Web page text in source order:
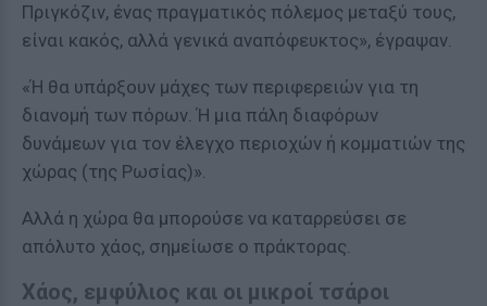
Πριγκόζιν, ένας πραγματικός πόλεμος μεταξύ τους,
είναι κακός, αλλά γενικά αναπόφευκτος», έγραψαν.
«Ή θα υπάρξουν μάχες των περιφερειών για τη
διανομή των πόρων. Ή μια πάλη διαφόρων
δυνάμεων για τον έλεγχο περιοχών ή κομματιών της
χώρας (της Ρωσίας)».
Αλλά η χώρα θα μπορούσε να καταρρεύσει σε
απόλυτο χάος, σημείωσε ο πράκτορας.
Χάος, εμφύλιος και οι μικροί τσάροι